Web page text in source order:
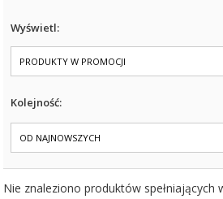
Wyświetl:
PRODUKTY W PROMOCJI
Kolejność:
OD NAJNOWSZYCH
Nie znaleziono produktów spełniających